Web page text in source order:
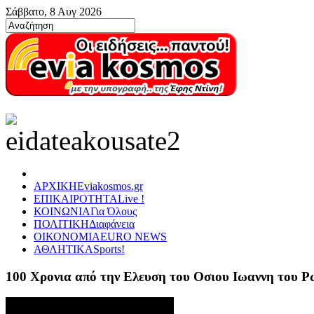
Σάββατο, 8 Αυγ 2026
ΑΡΧΙΚΗEviakosmos.gr
ΕΠΙΚΑΙΡΟΤΗΤΑLive !
ΚΟΙΝΩΝΙΑΓια Όλους
ΠΟΛΙΤΙΚΗΔιαφάνεια
ΟΙΚΟΝΟΜΙΑEURO NEWS
ΑΘΛΗΤΙΚΑSports!
100 Χρονια από την Ελευση του Οσιου Ιωαννη του